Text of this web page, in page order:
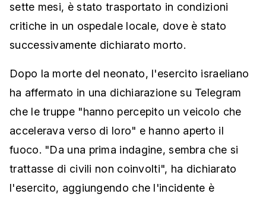
sette mesi, è stato trasportato in condizioni
critiche in un ospedale locale, dove è stato
successivamente dichiarato morto.
Dopo la morte del neonato, l'esercito israeliano
ha affermato in una dichiarazione su Telegram
che le truppe "hanno percepito un veicolo che
accelerava verso di loro" e hanno aperto il
fuoco. "Da una prima indagine, sembra che si
trattasse di civili non coinvolti", ha dichiarato
l'esercito, aggiungendo che l'incidente è